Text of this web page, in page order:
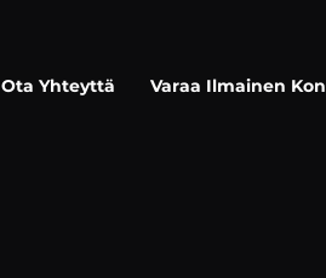
Ota Yhteyttä Varaa Ilmainen